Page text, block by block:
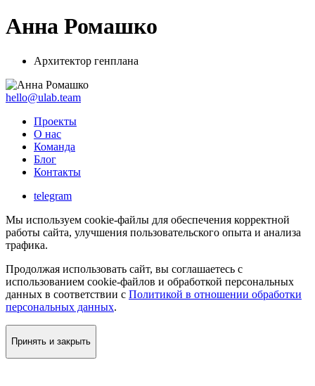
Анна Ромашко
Архитектор генплана
hello@ulab.team
Проекты
О нас
Команда
Блог
Контакты
telegram
Мы используем cookie-файлы для обеспечения корректной
работы сайта, улучшения пользовательского опыта и анализа
трафика.
Продолжая использовать сайт, вы соглашаетесь с
использованием cookie-файлов и обработкой персональных
данных в соответствии с Политикой в отношении обработки
персональных данных.
Принять и закрыть